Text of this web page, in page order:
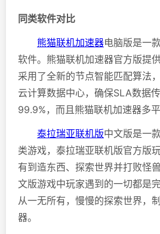
同类软件对比
熊猫联机加速器电脑版是一
软件。熊猫联机加速器官方版提
采用了全新的节点智能匹配算法
云计算数据中心，确保SLA数据
99.9%，而且熊猫联机加速器多平
泰拉瑞亚联机版中文版是一
类游戏，泰拉瑞亚联机版官方版
有到造东西、探索世界并打败怪
文版游戏中玩家遇到的一切都是
从一无所有，慢慢的探索世界，
器。